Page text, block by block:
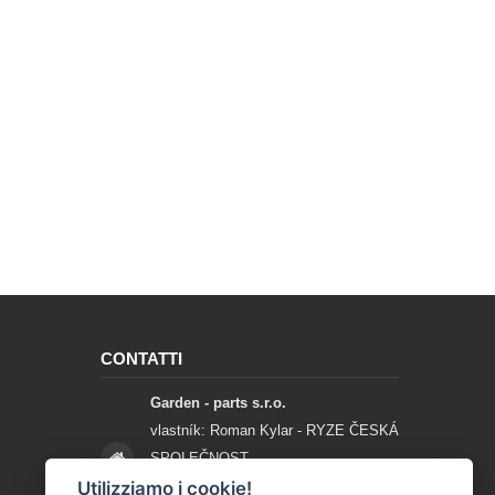
CONTATTI
Garden - parts s.r.o.
vlastník: Roman Kylar - RYZE ČESKÁ
SPOLEČNOST
Mladějov na Moravě 153
Utilizziamo i cookie!